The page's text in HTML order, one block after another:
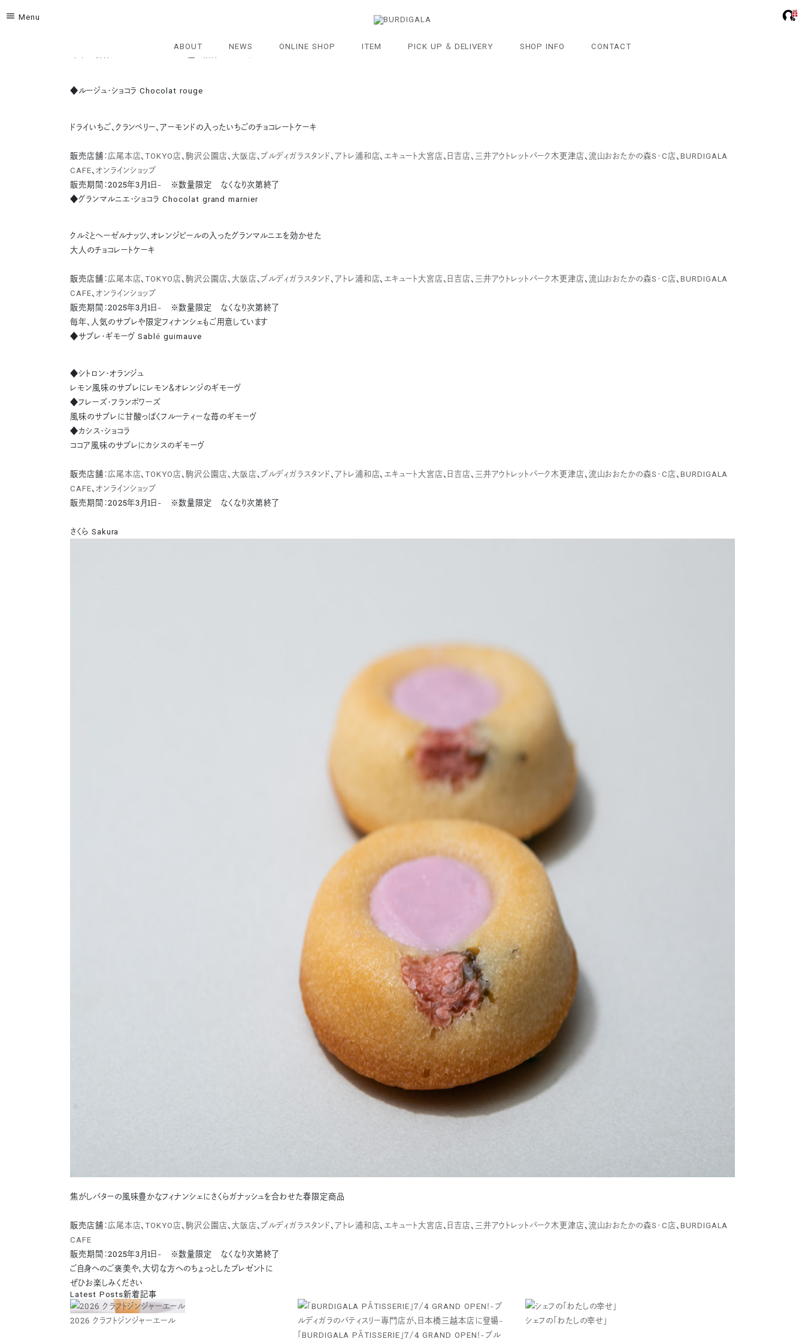
ABOUT NEWS ONLINE SHOP ITEM PICK UP & DELIVERY SHOP INFO CONTACT
menu Menu
期間限定発売
◆ルージュ・ショコラ Chocolat rouge
ドライいちご、クランベリー、アーモンドの入ったいちごのチョコレートケーキ
販売店舗： 広尾本店、TOKYO店、駒沢公園店、 大阪店、 ブルディガラスタンド 、 アトレ浦和店、 エキュート大宮店、 日吉店、 三井アウトレットパーク木更津店、 流山おおたかの森S･C店、 BURDIGALA
CAFE、 オンラインショップ
販売期間：2025年3月1日- ※数量限定 なくなり次第終了
◆グランマルニエ・ショコラ Chocolat grand marnier
クルミとヘーゼルナッツ、オレンジピールの入ったグランマルニエを効かせた
大人のチョコレートケーキ
販売店舗： 広尾本店、TOKYO店、駒沢公園店、 大阪店、 ブルディガラスタンド 、 アトレ浦和店、 エキュート大宮店、 日吉店、 三井アウトレットパーク木更津店、 流山おおたかの森S･C店、 BURDIGALA
CAFE、 オンラインショップ
販売期間：2025年3月1日- ※数量限定 なくなり次第終了
毎年、人気のサブレや限定フィナンシェもご用意しています
◆サブレ・ギモーヴ Sablé guimauve
◆シトロン・オランジュ
レモン風味のサブレにレモン＆オレンジのギモーヴ
◆フレーズ・フランボワーズ
風味のサブレに甘酸っぱくフルーティーな苺のギモーヴ
◆カシス・ショコラ
ココア風味のサブレにカシスのギモーヴ
販売店舗： 広尾本店、TOKYO店、 駒沢公園店、 大阪店、 ブルディガラスタンド 、 アトレ浦和店、 エキュート大宮店、 日吉店、 三井アウトレットパーク木更津店、 流山おおたかの森S･C店、 BURDIGALA
CAFE、 オンラインショップ
販売期間：2025年3月1日- ※数量限定 なくなり次第終了
さくら Sakura
焦がしバターの風味豊かなフィナンシェにさくらガナッシュを合わせた春限定商品
販売店舗： 広尾本店、TOKYO店、 駒沢公園店、 大阪店、 ブルディガラスタンド 、 アトレ浦和店、 エキュート大宮店、 日吉店、 三井アウトレットパーク木更津店、 流山おおたかの森S･C店、 BURDIGALA
CAFE
販売期間：2025年3月1日- ※数量限定 なくなり次第終了
ご自身へのご褒美や、大切な方へのちょっとしたプレゼントに
ぜひお楽しみください
Latest Posts新着記事
2026 クラフトジンジャーエール
「BURDIGALA PÂTISSERIE」7/4 GRAND OPEN!-ブル
シェフの「わたしの幸せ」